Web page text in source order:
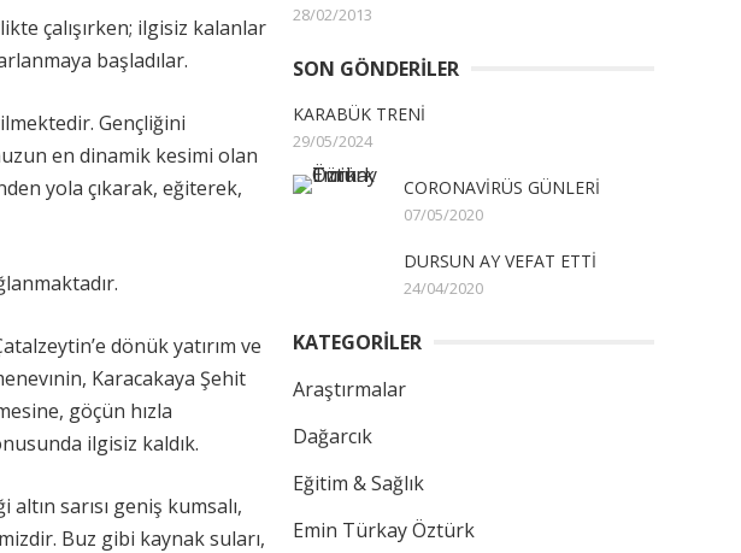
çalışırken; ilgisiz kalanlar
başladılar.
Gençliğini
en dinamik kesimi olan
yola çıkarak, eğiterek,
dönük yatırım ve
Karacakaya Şehit
göçün hızla
ilgisiz kaldık.
sarısı geniş kumsalı,
Buz gibi kaynak suları,
28/02/2013
SON GÖNDERILER
KARABÜK TRENİ
29/05/2024
CORONAVİRÜS GÜNLERİ
07/05/2020
DURSUN AY VEFAT ETTİ
24/04/2020
KATEGORİLER
Araştırmalar
Dağarcık
Eğitim & Sağlık
Emin Türkay Öztürk